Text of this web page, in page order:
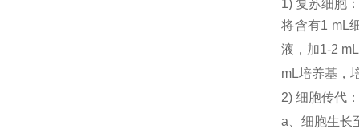
1) 复苏细胞
将含有1 mL
液，加1-2
mL培养基，
2) 细胞传代
a、细胞生长